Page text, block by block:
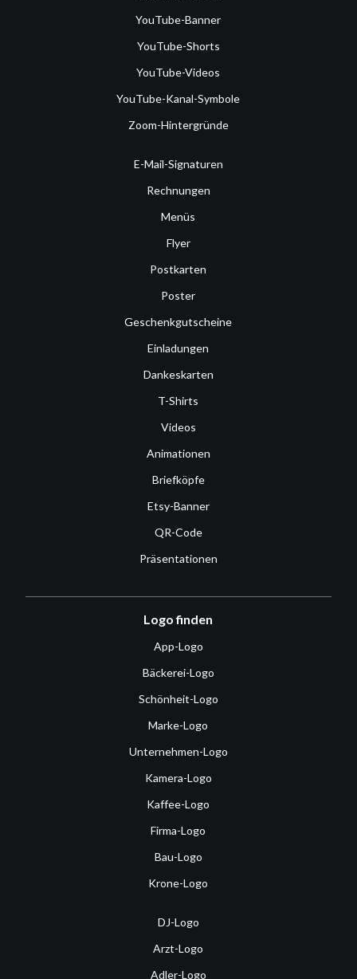
YouTube-Banner
YouTube-Shorts
YouTube-Videos
YouTube-Kanal-Symbole
Zoom-Hintergründe
E-Mail-Signaturen
Rechnungen
Menüs
Flyer
Postkarten
Poster
Geschenkgutscheine
Einladungen
Dankeskarten
T-Shirts
Videos
Animationen
Briefköpfe
Etsy-Banner
QR-Code
Präsentationen
Logo finden
App-Logo
Bäckerei-Logo
Schönheit-Logo
Marke-Logo
Unternehmen-Logo
Kamera-Logo
Kaffee-Logo
Firma-Logo
Bau-Logo
Krone-Logo
DJ-Logo
Arzt-Logo
Adler-Logo